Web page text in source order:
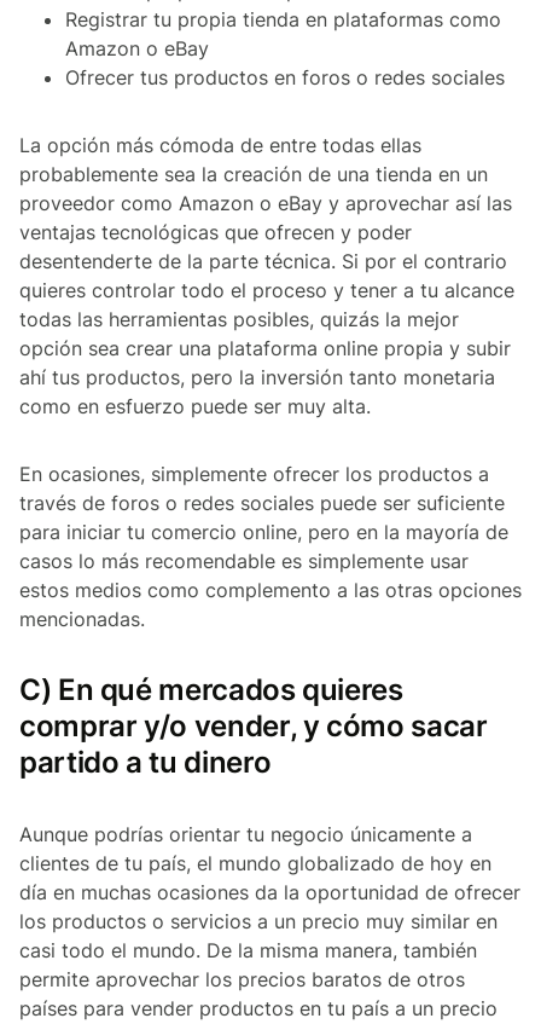
Registrar tu propia tienda en plataformas como
Amazon o eBay
Ofrecer tus productos en foros o redes sociales
La opción más cómoda de entre todas ellas
probablemente sea la creación de una tienda en un
proveedor como Amazon o eBay y aprovechar así las
ventajas tecnológicas que ofrecen y poder
desentenderte de la parte técnica. Si por el contrario
quieres controlar todo el proceso y tener a tu alcance
todas las herramientas posibles, quizás la mejor
opción sea crear una plataforma online propia y subir
ahí tus productos, pero la inversión tanto monetaria
como en esfuerzo puede ser muy alta.
En ocasiones, simplemente ofrecer los productos a
través de foros o redes sociales puede ser suficiente
para iniciar tu comercio online, pero en la mayoría de
casos lo más recomendable es simplemente usar
estos medios como complemento a las otras opciones
mencionadas.
C) En qué mercados quieres
comprar y/o vender, y cómo sacar
partido a tu dinero
Aunque podrías orientar tu negocio únicamente a
clientes de tu país, el mundo globalizado de hoy en
día en muchas ocasiones da la oportunidad de ofrecer
los productos o servicios a un precio muy similar en
casi todo el mundo. De la misma manera, también
permite aprovechar los precios baratos de otros
países para vender productos en tu país a un precio